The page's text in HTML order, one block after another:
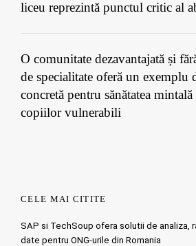
liceu reprezintă punctul critic al
O comunitate dezavantajată și
de specialitate oferă un exemplu
concretă pentru sănătatea
copiilor vulnerabili
CELE MAI CITITE
SAP si TechSoup ofera solutii de analiza,
date pentru ONG-urile din Romania